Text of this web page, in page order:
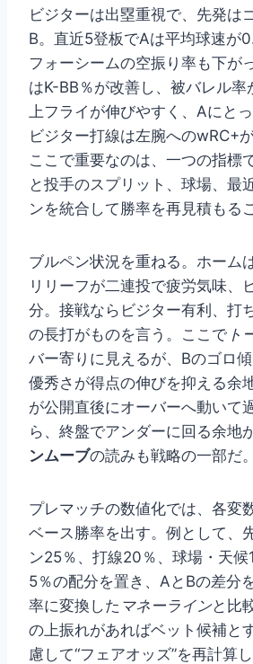
ビジターは出塁重視で、先発は
B。直近5登板でAは平均球速が
フォーシームの空振り率も下が
はK-BB％が改善し、被バレル率
上フライが伸びやすく、Aにと
ビジター打線は左腕へのwRC+
ここで重要なのは、一つの指標
と投手のスプリット、球場、最
ンを統合して勝率を再見積もる
ブルペン状況を重ねる。ホーム
リリーフが二連投で疲労気味、
分。接戦ならビジター有利、打
の長打がものを言う。ここで ト
バー寄りに見えるが、Bのゴロ
優秀さが得点の伸びを抑える余
が公開直後にオーバーへ動いて
ら、終盤でアンダーに回る余地
ンムーブの読みも戦略の一部だ。
プレマッチの数値化では、各変
ベース勝率を出す。例として、
ン25％、打線20％、球場・天
5％の配分を置き、AとBの差分
率に変換した マネーラインと比
の上振れがあればベット候補と
慮して“フェアオッズ”を再計算